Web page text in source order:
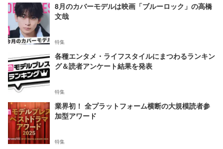
8月のカバーモデルは映画「ブルーロック」の高橋
文哉
特集
各種エンタメ・ライフスタイルにまつわるランキン
グ＆読者アンケート結果を発表
特集
業界初！ 全プラットフォーム横断の大規模読者参
加型アワード
特集